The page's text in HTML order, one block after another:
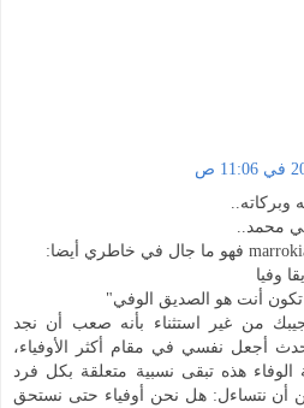
محمد..
وفيا
أنت هو الصديق الوفي"
من غير استثناء بأنه صعب أن نجد
أجعل نفسي في مقام أكثر الأوفياء،
هذه تبقى نسبية متعلقة بكل فرد
أن نتساءل: هل نحن أوفياء حتى نستحق